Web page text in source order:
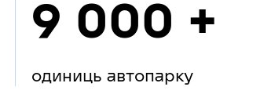
9 000 +
одиниць автопарку